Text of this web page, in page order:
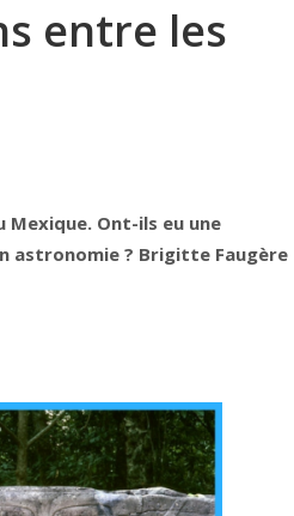
entre les
Mexique. Ont-ils eu une
astronomie ? Brigitte Faugère